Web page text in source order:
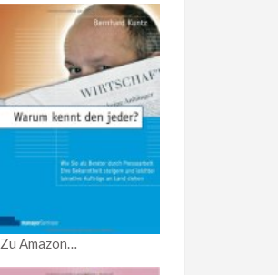
Zu Amazon…